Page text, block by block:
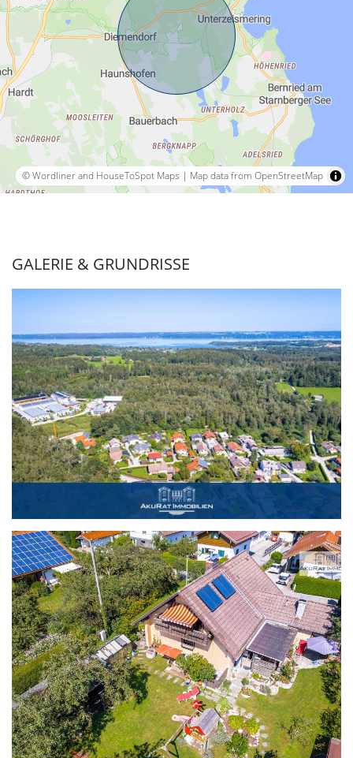
© Wordliner and HouseToSpot Maps | Map data from OpenStreetMap
GALERIE & GRUNDRISSE